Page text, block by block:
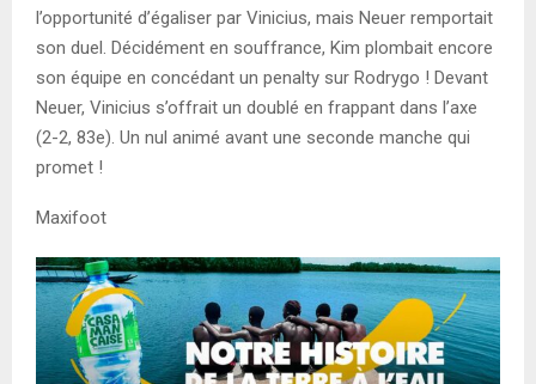
l’opportunité d’égaliser par Vinicius, mais Neuer remportait
son duel. Décidément en souffrance, Kim plombait encore
son équipe en concédant un penalty sur Rodrygo ! Devant
Neuer, Vinicius s’offrait un doublé en frappant dans l’axe
(2-2, 83e). Un nul animé avant une seconde manche qui
promet !
Maxifoot